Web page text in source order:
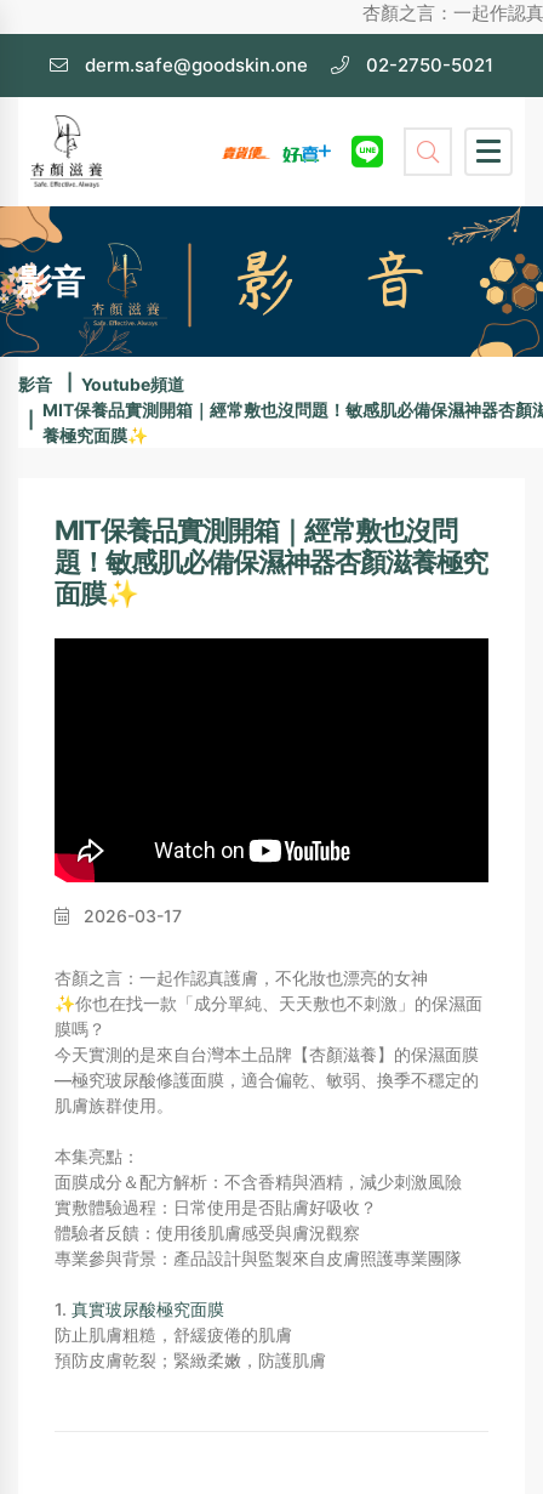
杏顏之言：一起作認
derm.safe@goodskin.one 02-2750-5021
影音
影音
Youtube頻道
MIT保養品實測開箱｜經常敷也沒問題！敏感肌必備保濕神器杏顏
養極究面膜✨
MIT保養品實測開箱｜經常敷也沒問
題！敏感肌必備保濕神器杏顏滋養極究
面膜✨
2026-03-17
杏顏之言：一起作認真護膚，不化妝也漂亮的女神
✨你也在找一款「成分單純、天天敷也不刺激」的保濕面
膜嗎？
今天實測的是來自台灣本土品牌【杏顏滋養】的保濕面膜
—極究玻尿酸修護面膜，適合偏乾、敏弱、換季不穩定的
肌膚族群使用。
本集亮點：
面膜成分＆配方解析：不含香精與酒精，減少刺激風險
實敷體驗過程：日常使用是否貼膚好吸收？
體驗者反饋：使用後肌膚感受與膚況觀察
專業參與背景：產品設計與監製來自皮膚照護專業團隊
1. 真實玻尿酸極究面膜
防止肌膚粗糙，舒緩疲倦的肌膚
預防皮膚乾裂；緊緻柔嫩，防護肌膚